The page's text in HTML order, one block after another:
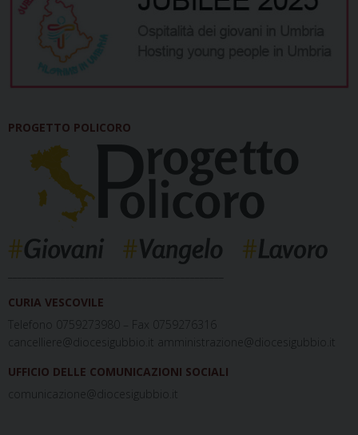
PROGETTO POLICORO
CURIA VESCOVILE
Telefono 0759273980 – Fax 0759276316
cancelliere@diocesigubbio.it amministrazione@diocesigubbio.it
UFFICIO DELLE COMUNICAZIONI SOCIALI
comunicazione@diocesigubbio.it